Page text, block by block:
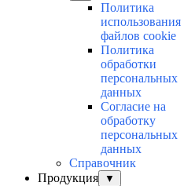
Политика
использования
файлов cookie
Политика
обработки
персональных
данных
Согласие на
обработку
персональных
данных
Справочник
Продукция
▼